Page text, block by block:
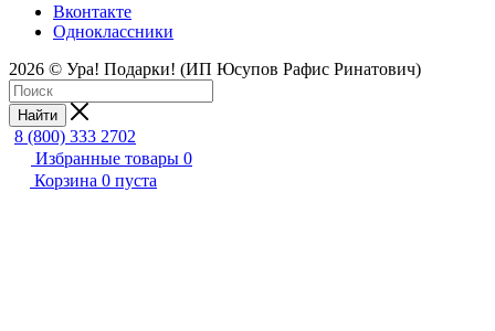
Вконтакте
Одноклассники
2026 © Ура! Подарки! (ИП Юсупов Рафис Ринатович)
Найти
8 (800) 333 2702
Избранные товары 0
Корзина 0 пуста